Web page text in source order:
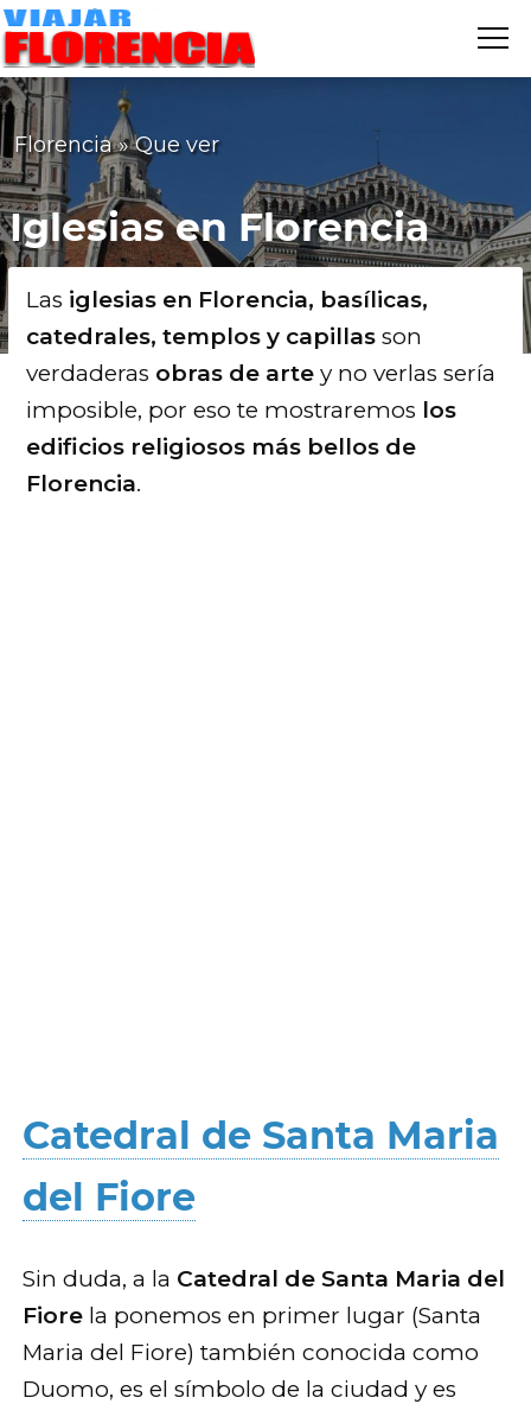
VIAJAR
FLORENCIA
Florencia »Que ver
Iglesias en Florencia
Las iglesias en Florencia, basílicas,
catedrales, templos y capillas son
verdaderas obras de arte y no verlas sería
imposible, por eso te mostraremos los
edificios religiosos más bellos de
Florencia.
Catedral de Santa Maria
del Fiore
Sin duda, a la Catedral de Santa Maria del
Fiore la ponemos en primer lugar (Santa
Maria del Fiore) también conocida como
Duomo, es el símbolo de la ciudad y es